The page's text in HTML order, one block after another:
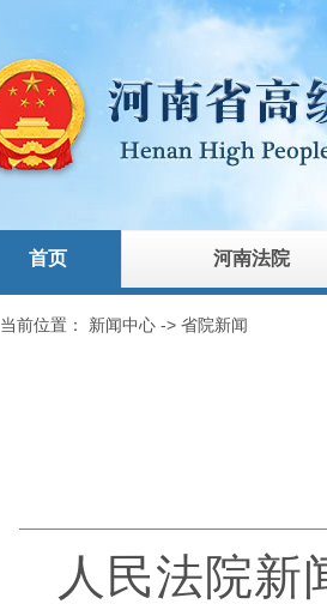
首页 河南法院
当前位置： 新闻中心 ->省院新闻
人民法院新